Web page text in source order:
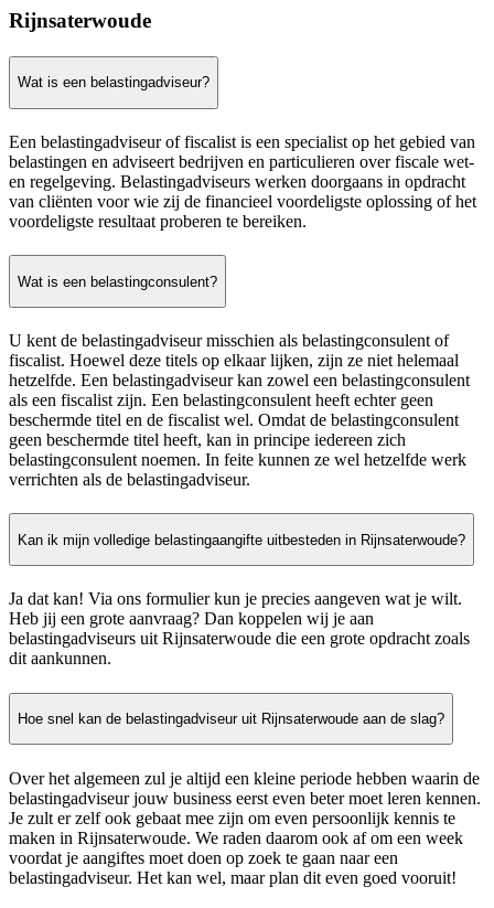
Rijnsaterwoude
Wat is een belastingadviseur?
Een belastingadviseur of fiscalist is een specialist op het gebied van
belastingen en adviseert bedrijven en particulieren over fiscale wet-
en regelgeving. Belastingadviseurs werken doorgaans in opdracht
van cliënten voor wie zij de financieel voordeligste oplossing of het
voordeligste resultaat proberen te bereiken.
Wat is een belastingconsulent?
U kent de belastingadviseur misschien als belastingconsulent of
fiscalist. Hoewel deze titels op elkaar lijken, zijn ze niet helemaal
hetzelfde. Een belastingadviseur kan zowel een belastingconsulent
als een fiscalist zijn. Een belastingconsulent heeft echter geen
beschermde titel en de fiscalist wel. Omdat de belastingconsulent
geen beschermde titel heeft, kan in principe iedereen zich
belastingconsulent noemen. In feite kunnen ze wel hetzelfde werk
verrichten als de belastingadviseur.
Kan ik mijn volledige belastingaangifte uitbesteden in Rijnsaterwoude?
Ja dat kan! Via ons formulier kun je precies aangeven wat je wilt.
Heb jij een grote aanvraag? Dan koppelen wij je aan
belastingadviseurs uit Rijnsaterwoude die een grote opdracht zoals
dit aankunnen.
Hoe snel kan de belastingadviseur uit Rijnsaterwoude aan de slag?
Over het algemeen zul je altijd een kleine periode hebben waarin de
belastingadviseur jouw business eerst even beter moet leren kennen.
Je zult er zelf ook gebaat mee zijn om even persoonlijk kennis te
maken in Rijnsaterwoude. We raden daarom ook af om een week
voordat je aangiftes moet doen op zoek te gaan naar een
belastingadviseur. Het kan wel, maar plan dit even goed vooruit!